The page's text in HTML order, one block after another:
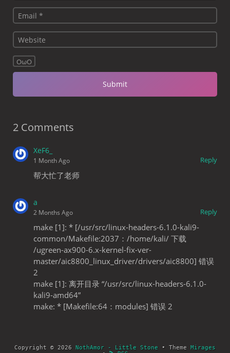
OωO
2 Comments
XeF6_
Reply
1 Month Ago
帮大忙了老师
a
Reply
2 Months Ago
make [1]: * [/usr/src/linux-headers-6.1.0-kali9-
common/Makefile:2037：/home/kali/ 下载
/ugreen-ax900-6.x-kernel-fix-ver-
master/aic8800_linux_driver/drivers/aic8800] 错误
2
make [1]: 离开目录 “/usr/src/linux-headers-6.1.0-
kali9-amd64”
make: * [Makefile:64：modules] 错误 2
Copyright © 2026 NothAmor - Little Stone • Theme Mirages